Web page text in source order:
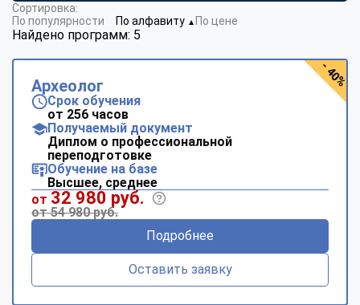
Найдено программ: 5
Сортировка:
По популярности
По алфавиту ▼ По цене
Археолог
Срок обучения
от 256 часов
Получаемый документ
Диплом о профессиональной
переподготовке
Обучение на базе
Высшее, среднее
от 32 980 руб.
от 54 980 руб.
Подробнее
Оставить заявку
- 40%